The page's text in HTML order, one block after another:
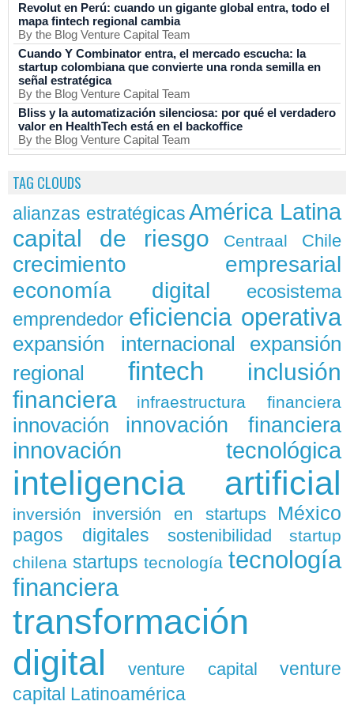
Revolut en Perú: cuando un gigante global entra, todo el
mapa fintech regional cambia
By the Blog Venture Capital Team
Cuando Y Combinator entra, el mercado escucha: la
startup colombiana que convierte una ronda semilla en
señal estratégica
By the Blog Venture Capital Team
Bliss y la automatización silenciosa: por qué el verdadero
valor en HealthTech está en el backoffice
By the Blog Venture Capital Team
TAG CLOUDS
alianzas estratégicas América Latina
capital de riesgo Centraal Chile
crecimiento empresarial
economía digital
ecosistema
emprendedor eficiencia operativa
expansión internacional
expansión
regional
fintech
inclusión
financiera
infraestructura financiera
innovación innovación financiera
innovación tecnológica
inteligencia artificial
inversión inversión en startups México
pagos digitales sostenibilidad
startup
chilena startups tecnología tecnología
financiera
transformación
digital
venture capital
venture
capital Latinoamérica